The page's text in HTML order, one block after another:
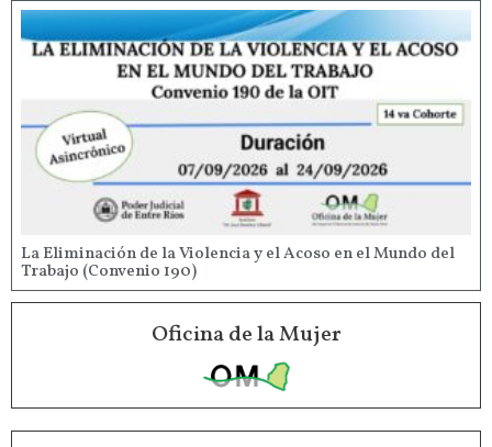
La Eliminación de la Violencia y el Acoso en el Mundo del
Trabajo (Convenio 190)
Oficina de la Mujer